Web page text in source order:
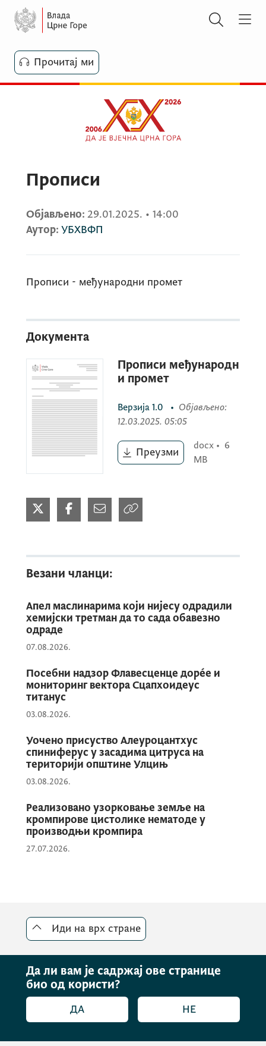
Прочитај ми
Прописи
Објављено: 29.01.2025. • 14:00
Аутор: УБХВФП
Прописи - међународни промет
Документа
Прописи међународн
и промет
Верзија 1.0 • Објављено:
12.03.2025. 05:05
Преузми
docx • 6
MB
Везани чланци:
Апел маслинарима који нијесу одрадили
хемијски третман да то сада обавезно
одраде
07.08.2026.
Посебни надзор Флавесценце дорéе и
мониторинг вектора Сцапхоидеус
титанус
03.08.2026.
Уочено присуство Алеуроцантхус
спиниферус у засадима цитруса на
територији општине Улцињ
03.08.2026.
Реализовано узорковање земље на
кромпирове цистолике нематоде у
производњи кромпира
27.07.2026.
Иди на врх стране
Да ли вам је садржај ове странице
био од користи?
ДА НЕ